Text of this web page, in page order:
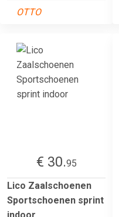
OTTO
€ 30.95
Lico Zaalschoenen
Sportschoenen sprint